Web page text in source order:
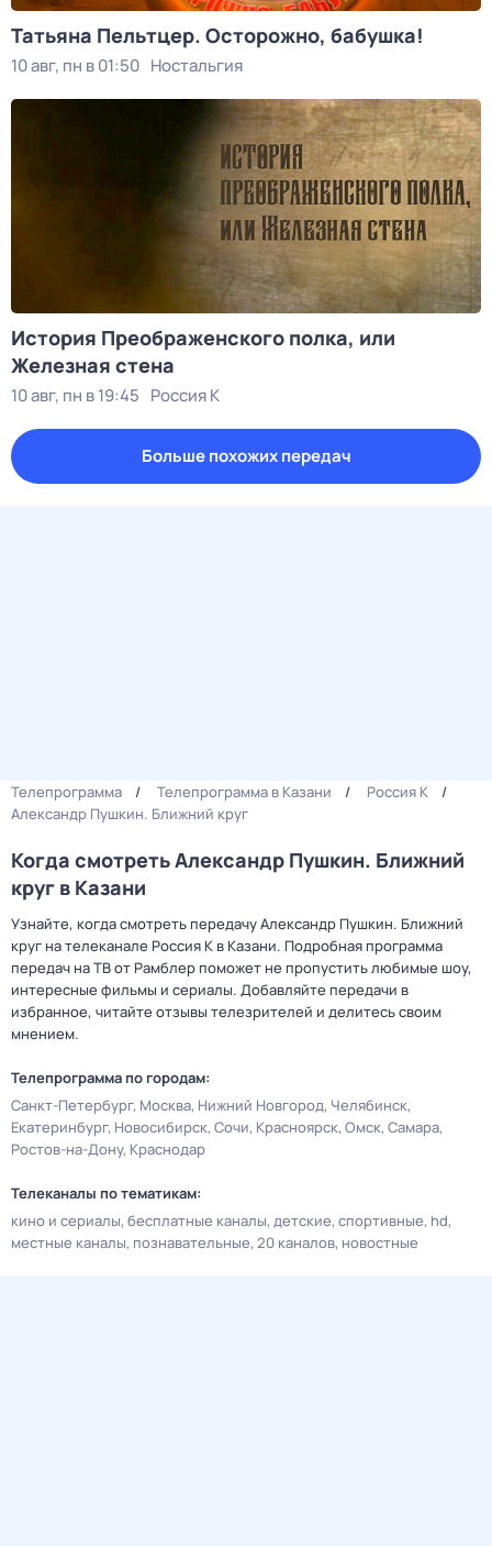
Татьяна Пельтцер. Осторожно, бабушка!
10 авг, пн в 01:50 Ностальгия
История Преображенского полка, или
Железная стена
10 авг, пн в 19:45 Россия К
Больше похожих передач
Телепрограмма Телепрограмма в Казани
Россия К
Александр Пушкин. Ближний круг
Когда смотреть Александр Пушкин. Ближний
круг в Казани
Узнайте, когда смотреть передачу Александр Пушкин. Ближний
круг на телеканале Россия К в Казани. Подробная программа
передач на ТВ от Рамблер поможет не пропустить любимые шоу,
интересные фильмы и сериалы. Добавляйте передачи в
избранное, читайте отзывы телезрителей и делитесь своим
мнением.
Телепрограмма по городам:
Санкт-Петербург Москва Нижний Новгород Челябинск
Екатеринбург Новосибирск Сочи Красноярск Омск Самара
Ростов-на-Дону Краснодар
Телеканалы по тематикам:
кино и сериалы бесплатные каналы детские спортивные hd
местные каналы познавательные 20 каналов новостные